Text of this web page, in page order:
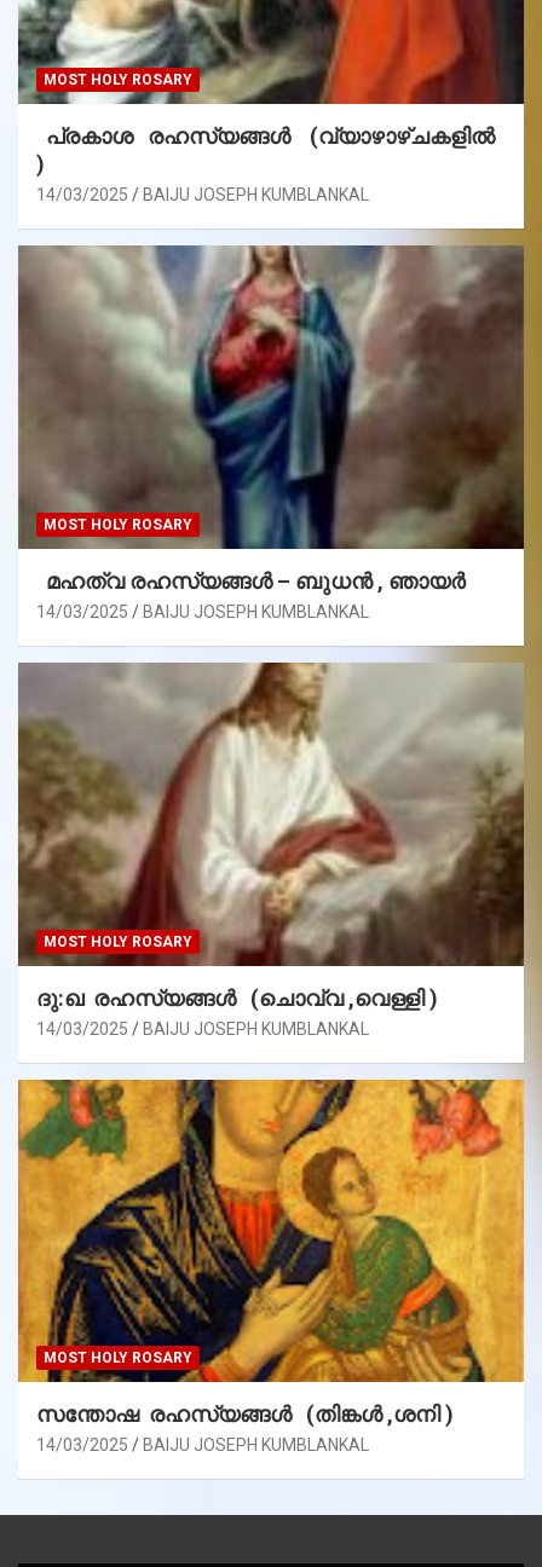
MOST HOLY ROSARY
പ്രകാശ രഹസ്യങ്ങൾ (വ്യാഴാഴ്ചകളിൽ
)
14/03/2025 BAIJU JOSEPH KUMBLANKAL
MOST HOLY ROSARY
മഹത്വ രഹസ്യങ്ങള്‍ – ബുധൻ , ഞായർ
14/03/2025 BAIJU JOSEPH KUMBLANKAL
MOST HOLY ROSARY
ദു:ഖ രഹസ്യങ്ങൾ (ചൊവ്വ ,വെള്ളി )
14/03/2025 BAIJU JOSEPH KUMBLANKAL
MOST HOLY ROSARY
സന്തോഷ രഹസ്യങ്ങൾ (തിങ്കൾ ,ശനി )
14/03/2025 BAIJU JOSEPH KUMBLANKAL